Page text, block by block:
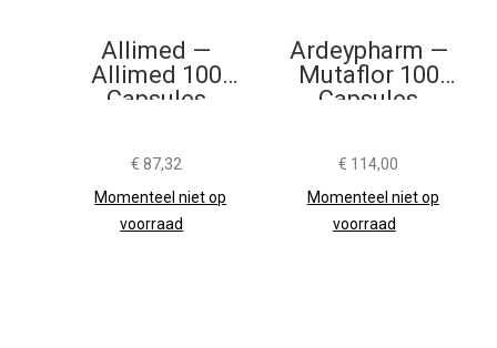
Allimed —
Allimed 100
Capsules
€ 87,32
Momenteel niet op
voorraad
Ardeypharm —
Mutaflor 100
Capsules
€ 114,00
Momenteel niet op
voorraad